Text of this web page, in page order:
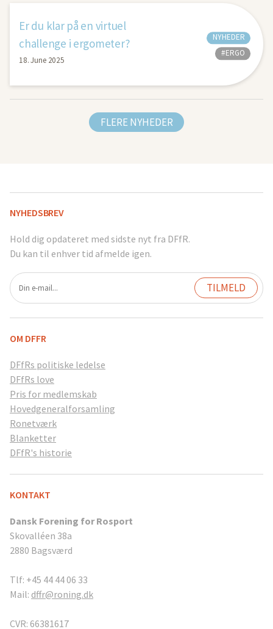
Er du klar på en virtuel
challenge i ergometer?
18. June 2025
NYHEDER
#ERGO
FLERE NYHEDER
NYHEDSBREV
Hold dig opdateret med sidste nyt fra DFfR.
Du kan til enhver tid afmelde igen.
OM DFFR
DFfRs politiske ledelse
DFfRs love
Pris for medlemskab
Hovedgeneralforsamling
Ronetværk
Blanketter
DFfR's historie
KONTAKT
Dansk Forening for Rosport
Skovalléen 38a
2880 Bagsværd
Tlf: +45 44 44 06 33
Mail: dffr@roning.dk
CVR: 66381617